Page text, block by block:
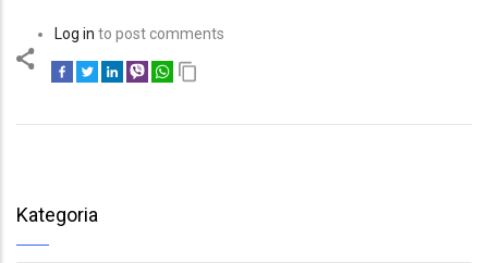
Log in to post comments
Kategoria